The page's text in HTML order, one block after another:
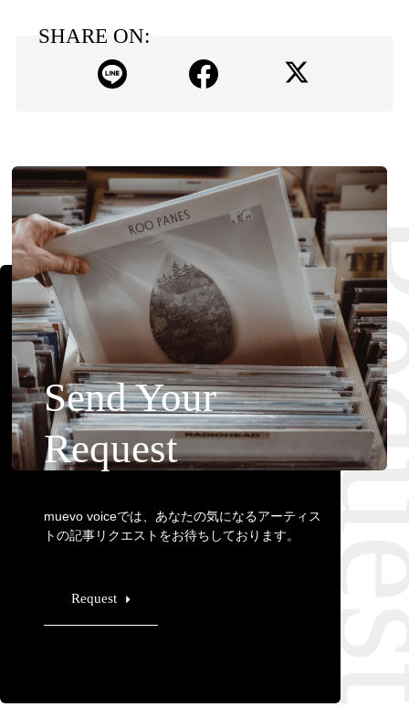
SHARE ON:
Send Your
Request
muevo voiceでは、あなたの気になるアーティス
トの記事リクエストをお待ちしております。
Request